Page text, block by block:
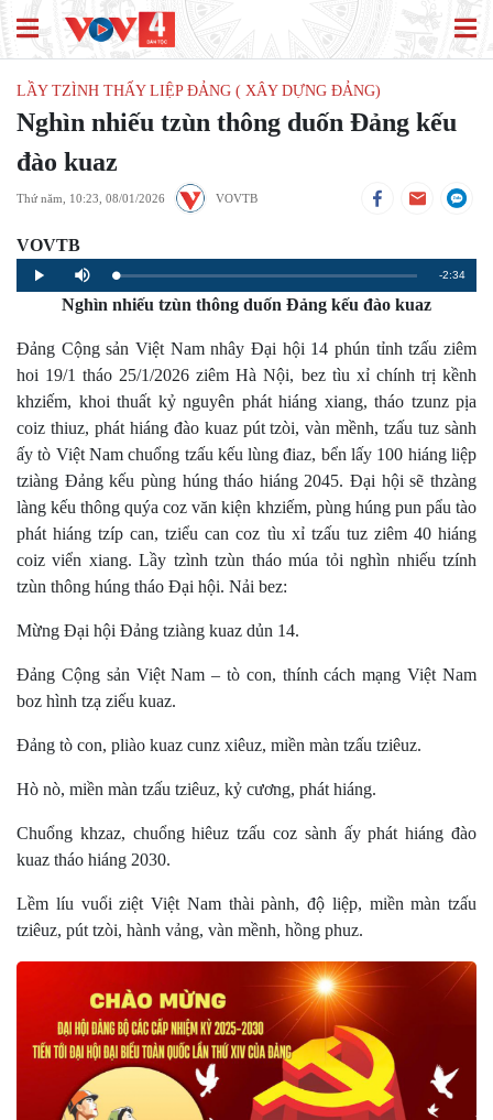
LẦY TZÌNH THẤY LIỆP ĐẢNG ( XÂY DỰNG ĐẢNG)
Nghìn nhiếu tzùn thông duốn Đảng kếu
đào kuaz
Thứ năm, 10:23, 08/01/2026 VOVTB
VOVTB
Play Mute Loaded:
0%
Progress:
0%
Remaining
-2:34
Nghìn nhiếu tzùn thông duốn Đảng kếu đào kuaz
Đảng Cộng sản Việt Nam nhây Đại hội 14 phún tỉnh tzấu ziêm
hoi 19/1 tháo 25/1/2026 ziêm Hà Nội, bez tìu xỉ chính trị kềnh
khziếm, khoi thuất kỷ nguyên phát hiáng xiang, tháo tzunz pịa
coiz thiuz, phát hiáng đào kuaz pút tzòi, vàn mềnh, tzấu tuz sành
ấy tò Việt Nam chuổng tzấu kếu lùng điaz, bển lấy 100 hiáng liệp
tziàng Đảng kếu pùng húng tháo hiáng 2045. Đại hội sẽ thzàng
làng kếu thông quýa coz văn kiện khziếm, pùng húng pun pẩu tào
phát hiáng tzíp can, tziểu can coz tìu xỉ tzấu tuz ziêm 40 hiáng
coiz viển xiang. Lầy tzình tzùn tháo múa tỏi nghìn nhiếu tzính
tzùn thông húng tháo Đại hội. Nải bez:
Mừng Đại hội Đảng tziàng kuaz dủn 14.
Đảng Cộng sản Việt Nam – tò con, thính cách mạng Việt Nam
boz hình tzạ ziếu kuaz.
Đảng tò con, pliào kuaz cunz xiêuz, miền màn tzấu tziêuz.
Hò nò, miền màn tzấu tziêuz, kỷ cương, phát hiáng.
Chuổng khzaz, chuổng hiêuz tzấu coz sành ấy phát hiáng đào
kuaz tháo hiáng 2030.
Lềm líu vuổi ziệt Việt Nam thài pành, độ liệp, miền màn tzấu
tziêuz, pút tzòi, hành vảng, vàn mềnh, hồng phuz.